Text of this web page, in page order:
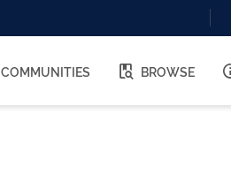
COMMUNITIES BROWSE